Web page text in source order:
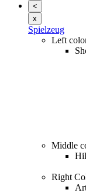
<
x
Spielzeug
Left
Middle
Right